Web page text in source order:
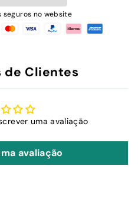
seguros no website
de Clientes
uma avaliação
avaliação